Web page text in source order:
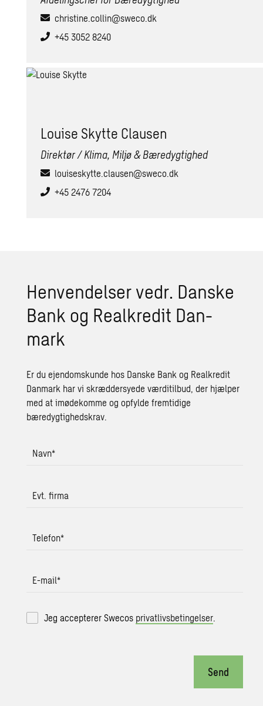
christine.collin@sweco.dk
+45 3052 8240
Lou­i­se Skyt­te Clau­sen
Direktør / Klima, Miljø & Bæredygtighed
louiseskytte.clausen@sweco.dk
+45 2476 7204
Hen­ven­del­ser vedr. Dan­ske
Bank og Re­al­kre­dit Dan­
mark
Er du ejendomskunde hos Danske Bank og Realkredit
Danmark har vi skræddersyede værditilbud, der hjælper
med at imødekomme og opfylde fremtidige
bæredygtighedskrav.
Navn*
Evt. firma
Telefon*
E-mail*
Jeg accepterer Swecos privatlivsbetingelser.
Send